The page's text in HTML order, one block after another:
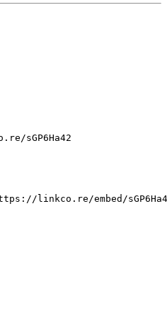
sGP6Ha42
linkco.re/embed/